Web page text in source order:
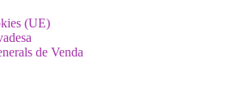
(UE)
de Venda